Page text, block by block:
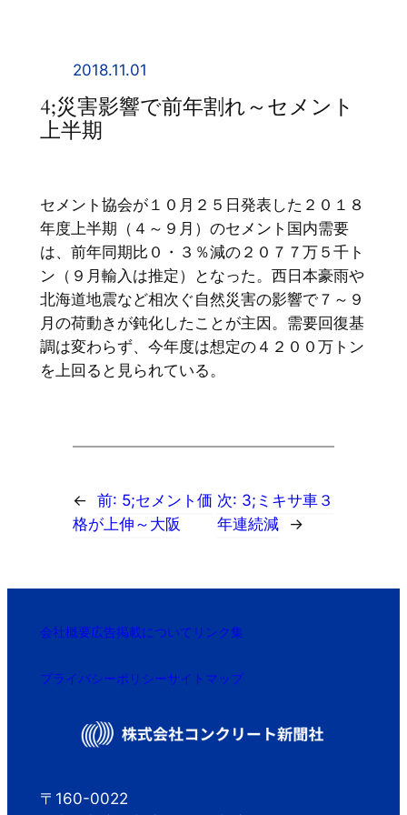
2018.11.01
4;災害影響で前年割れ～セメント
上半期
セメント協会が１０月２５日発表した２０１８
年度上半期（４～９月）のセメント国内需要
は、前年同期比０・３％減の２０７７万５千ト
ン（９月輸入は推定）となった。西日本豪雨や
北海道地震など相次ぐ自然災害の影響で７～９
月の荷動きが鈍化したことが主因。需要回復基
調は変わらず、今年度は想定の４２００万トン
を上回ると見られている。
← 前: 5;セメント価
格が上伸～大阪
次: 3;ミキサ車３
年連続減
→
会社概要広告掲載について リンク集
プライバシーポリシーサイトマップ
〒160-0022